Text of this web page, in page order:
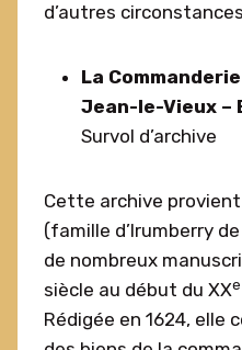
d’autres
La Commanderie
Jean-le-Vieux –
Survol d’archive
Cette archive
(famille d’Irumberry
de nombreux
siècle au début du XXe
Rédigée en 1624, elle